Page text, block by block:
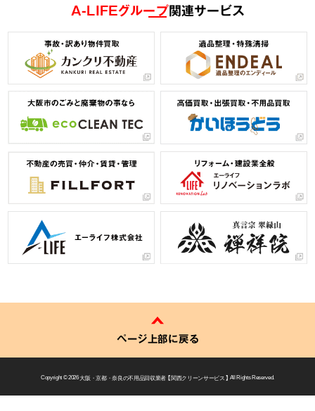
A-LIFEグループ関連サービス
ページ上部に戻る
Copyright © 2026大阪・京都・奈良の不用品回収業者 【 関西クリーンサービス 】 All Rights Reserved.